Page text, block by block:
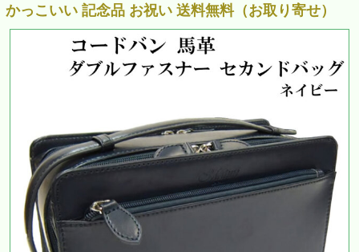
かっこいい 記念品 お祝い 送料無料（お取り寄せ）